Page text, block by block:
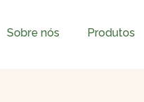
Sobre nós Produtos